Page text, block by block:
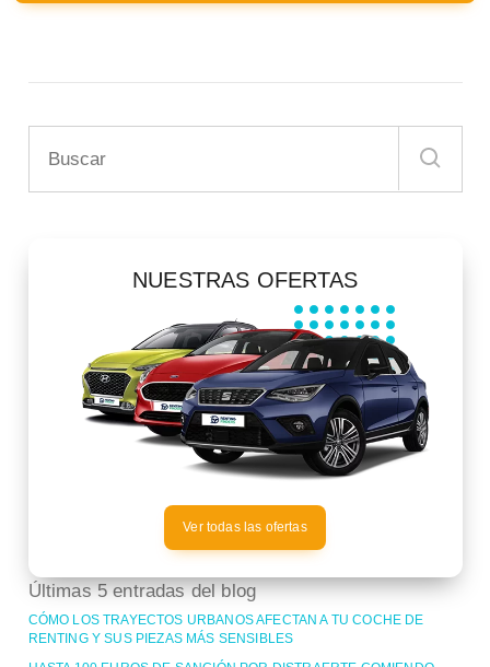
NUESTRAS OFERTAS
Ver todas las ofertas
Últimas 5 entradas del blog
CÓMO LOS TRAYECTOS URBANOS AFECTAN A TU COCHE DE
RENTING Y SUS PIEZAS MÁS SENSIBLES